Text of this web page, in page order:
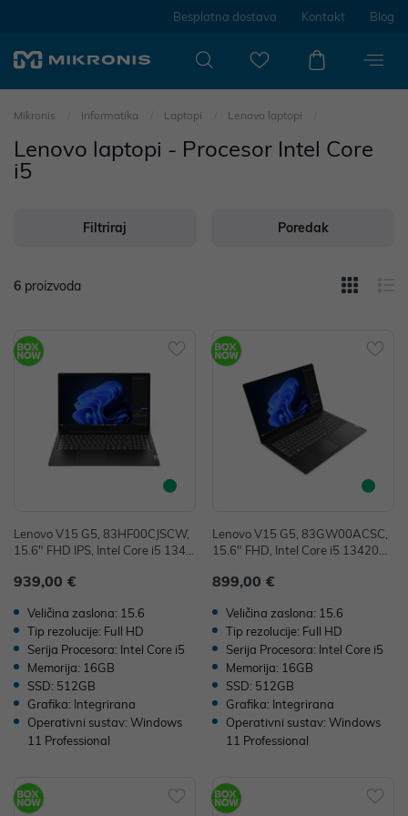
Besplatna dostava Kontakt Blog
Mikronis Informatika Laptopi Lenovo laptopi
Lenovo laptopi - Procesor Intel Core
i5
Filtriraj Poredak
6 proizvoda
Lenovo V15 G5, 83HF00CJSCW,
15.6" FHD IPS, Intel Core i5 1342
tel UHD Graphics, 36mj
939,00 €
Veličina zaslona: 15.6
Tip rezolucije: Full HD
Serija Procesora: Intel Core i5
Memorija: 16GB
SSD: 512GB
Grafika: Integrirana
Operativni sustav: Windows
11 Professional
Lenovo V15 G5, 83GW00ACSC,
15.6" FHD, Intel Core i5 13420H,
UHD Graphics, 36mj
899,00 €
Veličina zaslona: 15.6
Tip rezolucije: Full HD
Serija Procesora: Intel Core i5
Memorija: 16GB
SSD: 512GB
Grafika: Integrirana
Operativni sustav: Windows
11 Professional